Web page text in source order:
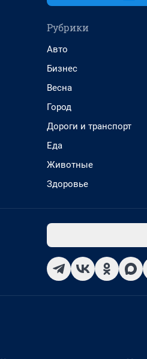
Рубрики
Авто
Бизнес
Весна
Город
Дороги и транспорт
Еда
Животные
Здоровье